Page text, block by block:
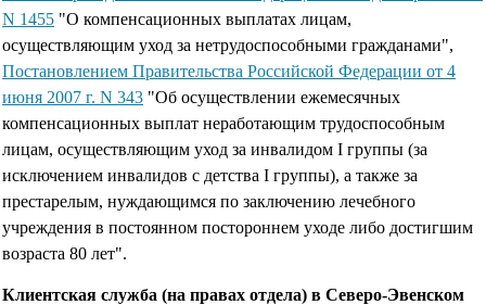
N 1455 "О компенсационных выплатах лицам,
осуществляющим уход за нетрудоспособными гражданами",
Постановлением Правительства Российской Федерации от 4
июня 2007 г. N 343 "Об осуществлении ежемесячных
компенсационных выплат неработающим трудоспособным
лицам, осуществляющим уход за инвалидом I группы (за
исключением инвалидов с детства I группы), а также за
престарелым, нуждающимся по заключению лечебного
учреждения в постоянном постороннем уходе либо достигшим
возраста 80 лет".
Клиентская служба (на правах отдела) в Северо-Эвенском